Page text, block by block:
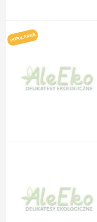
POPULARNE